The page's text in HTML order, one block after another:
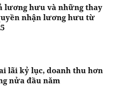
lương hưu và những thay
nhận lương hưu từ
lãi kỷ lục, doanh thu hơn
nửa đầu năm